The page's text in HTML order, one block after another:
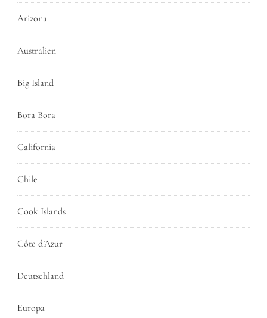
Arizona
Australien
Big Island
Bora Bora
California
Chile
Cook Islands
Côte d’Azur
Deutschland
Europa